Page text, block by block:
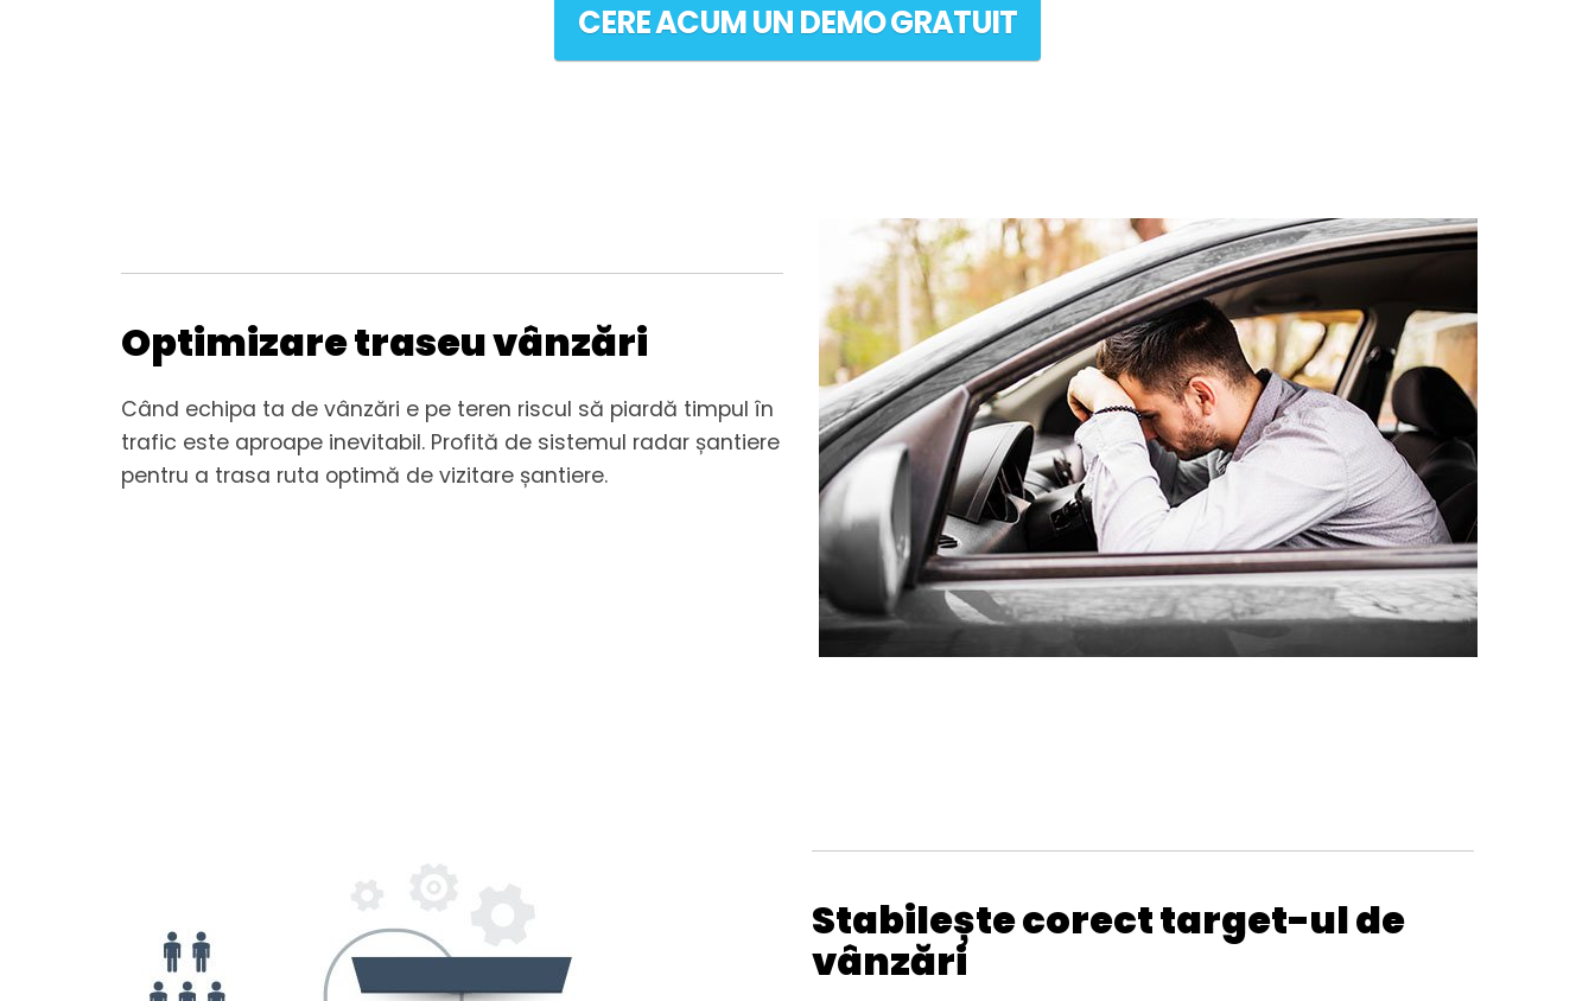
CERE ACUM UN DEMO GRATUIT
Optimizare traseu vânzări
Când echipa ta de vânzări e pe teren riscul să piardă timpul în
trafic este aproape inevitabil. Profită de sistemul radar șantiere
pentru a trasa ruta optimă de vizitare șantiere.
Stabilește corect target-ul de
vânzări